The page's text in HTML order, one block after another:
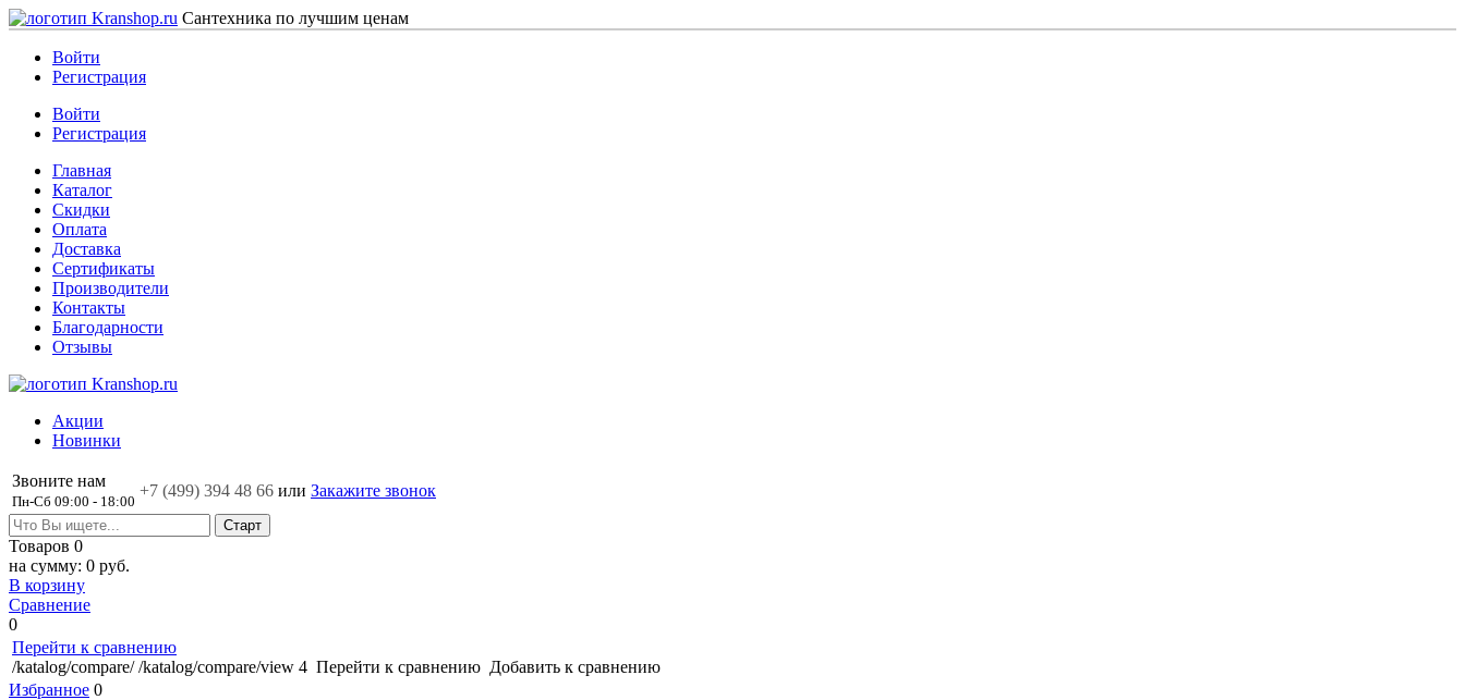
Сантехника по лучшим ценам
Войти
Регистрация
Войти
Регистрация
Главная
Каталог
Скидки
Оплата
Доставка
Сертификаты
Производители
Контакты
Благодарности
Отзывы
Акции
Новинки
Звоните нам
Пн-Сб 09:00 - 18:00
+7 (499) 394 48 66 или Закажите звонок
Товаров 0
на сумму: 0 руб.
В корзину
Сравнение
0
Перейти к сравнению
/katalog/compare/ /katalog/compare/view 4 Перейти к сравнению Добавить к сравнению
Избранное 0